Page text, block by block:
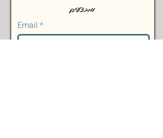
ומבצעים
Email